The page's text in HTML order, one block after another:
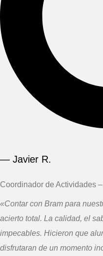
— Javier R.
Coordinador de Actividades
«Contar con Bram para
acierto total. La calidad, el
impecables. Hicieron que
disfrutaran de un momento